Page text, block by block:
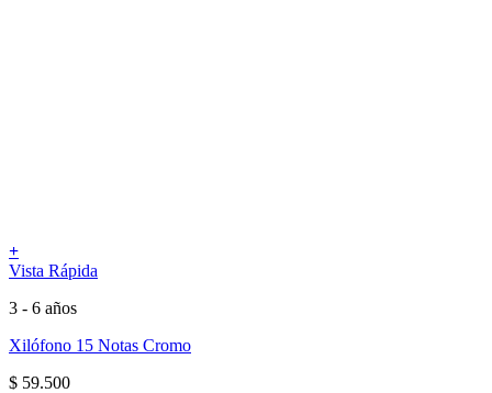
+
Vista Rápida
3 - 6 años
Xilófono 15 Notas Cromo
$ 59.500